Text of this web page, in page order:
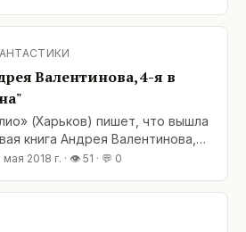
«скоро». Ну, значит,
Валентинова, 4-я в
(Харьков) пишет, что вышла
книга Андрея Валентинова,
Ну что же, в
«скоро». Ну, значит,
мая 2018 г. · 👁 51 · 💬 0